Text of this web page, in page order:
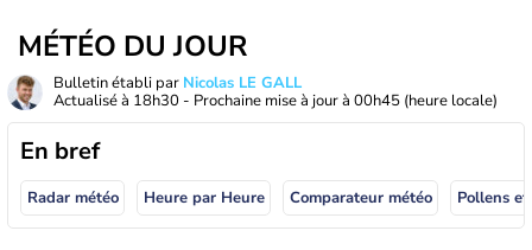
MÉTÉO DU JOUR
Bulletin établi par Nicolas LE GALL
Actualisé à 18h30 - Prochaine mise à jour à 00h45 (heure locale)
En bref
Radar météo Heure par Heure Comparateur météo Pollens